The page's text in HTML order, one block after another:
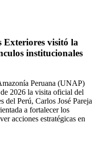
Exteriores visitó la
institucionales
Peruana (UNAP)
2026 la visita oficial del
del Perú, Carlos José Pareja
a fortalecer los
acciones estratégicas en